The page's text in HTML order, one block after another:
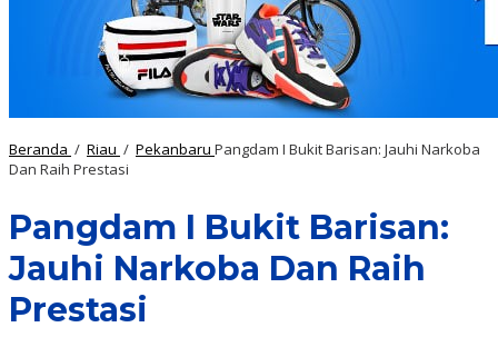
Beranda / Riau / Pekanbaru Pangdam I Bukit Barisan: Jauhi Narkoba
Dan Raih Prestasi
Pangdam I Bukit Barisan:
Jauhi Narkoba Dan Raih
Prestasi